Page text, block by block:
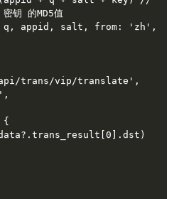
的MD5值
api/trans/vip/translate',
{